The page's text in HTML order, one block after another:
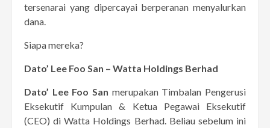
tersenarai yang dipercayai berperanan menyalurkan
dana.
Siapa mereka?
Dato’ Lee Foo San – Watta Holdings Berhad
Dato’ Lee Foo San merupakan Timbalan Pengerusi
Eksekutif Kumpulan & Ketua Pegawai Eksekutif
(CEO) di Watta Holdings Berhad. Beliau sebelum ini